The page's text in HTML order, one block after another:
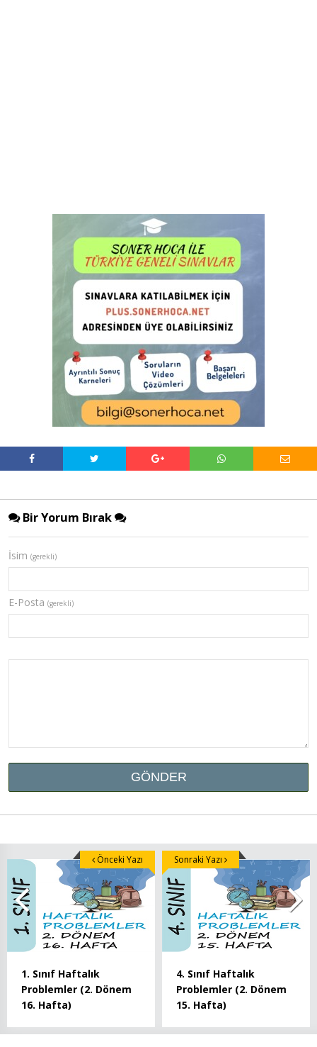
Bir Yorum Bırak
İsim (gerekli)
E-Posta (gerekli)
1. Sınıf Haftalık
Problemler (2. Dönem
16. Hafta)
Önceki Yazı
4. Sınıf Haftalık
Problemler (2. Dönem
15. Hafta)
Sonraki Yazı